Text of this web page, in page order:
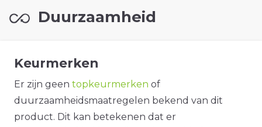
Duurzaamheid
Keurmerken
Er zijn geen topkeurmerken of
duurzaamheidsmaatregelen bekend van dit
product. Dit kan betekenen dat er